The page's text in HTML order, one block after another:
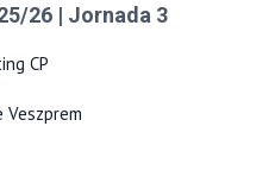
26 | Jornada 3
CP
Veszprem